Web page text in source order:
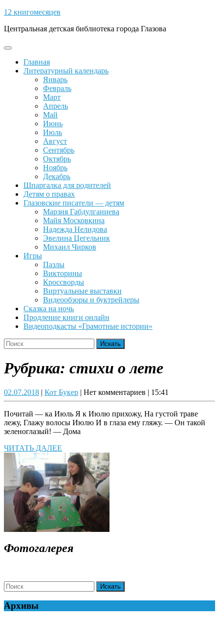
Skip
content
12 книгомесяцев
Центральная детская библиотека города Глазова
Open
ButtonГлавная
Литературный календарь
Январь
Февраль
Март
Апрель
Май
Июнь
Июль
Август
Сентябрь
Октябрь
Ноябрь
Декабрь
Шпаргалка для родителей
Детям о правах
Глазовские писатели — детям
Марзия Габдулганиева
Майя Московкина
Надежда Нелидова
Эвелина Цегельник
Михаил Чирков
Игры
Пазлы
Викторины
Кроссворды
Виртуальные выставки
Видеообзоры и буктрейлеры
Сказка на ночь
Продление книги онлайн
Видеоподкасты «Грамотные истории»
Close
Button
Search
for:
Рубрика: стихи о лете
02.07.201802.07.2018
| Кот БукерКот
Букер
| Нет комментариев | 15:41
Почитай — ка Июль Я к Июлю прихожу, На густой траве
лежу, Глажу волосы Июлю И в глаза ему гляжу. — Он такой
зеленоглазый! — Дома
ЧИТАТЬ ДАЛЕЕ
ДАЛЕЕ
Фотогалерея
Search
for:
Архивы